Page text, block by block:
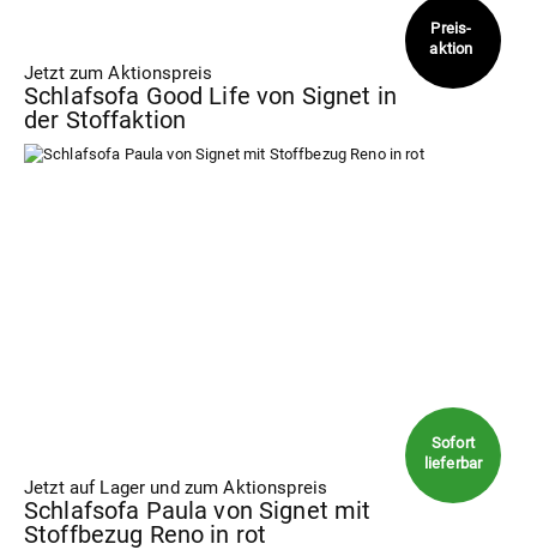
Jetzt zum Aktionspreis
Schlafsofa Good Life von Signet in
der Stoffaktion
Jetzt auf Lager und zum Aktionspreis
Schlafsofa Paula von Signet mit
Stoffbezug Reno in rot